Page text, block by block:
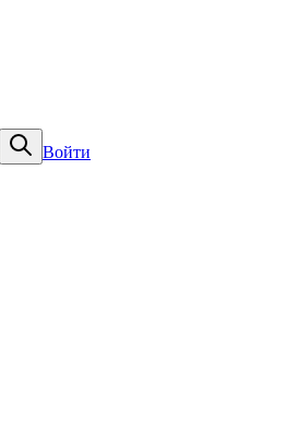
Войти